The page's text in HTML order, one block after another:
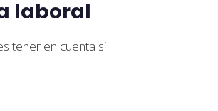
laboral
tener en cuenta si